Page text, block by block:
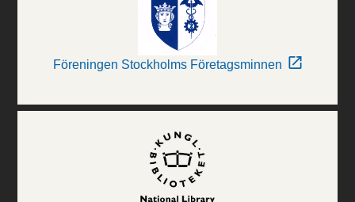
Föreningen Stockholms Företagsminnen